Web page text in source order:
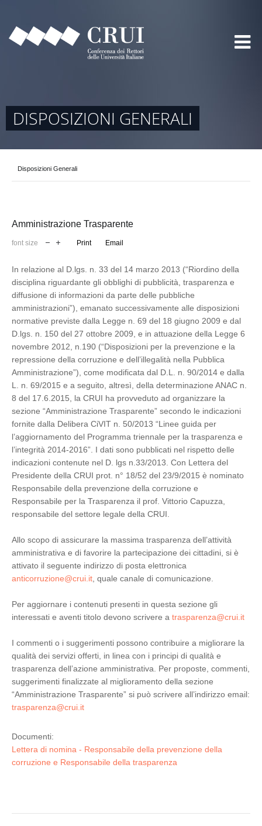
DISPOSIZIONI GENERALI
Disposizioni Generali
Amministrazione Trasparente
font size Print Email
In relazione al D.lgs. n. 33 del 14 marzo 2013 (“Riordino della
disciplina riguardante gli obblighi di pubblicità, trasparenza e
diffusione di informazioni da parte delle pubbliche
amministrazioni”), emanato successivamente alle disposizioni
normative previste dalla Legge n. 69 del 18 giugno 2009 e dal
D.lgs. n. 150 del 27 ottobre 2009, e in attuazione della Legge 6
novembre 2012, n.190 (“Disposizioni per la prevenzione e la
repressione della corruzione e dell’illegalità nella Pubblica
Amministrazione”), come modificata dal D.L. n. 90/2014 e dalla
L. n. 69/2015 e a seguito, altresì, della determinazione ANAC n.
8 del 17.6.2015, la CRUI ha provveduto ad organizzare la
sezione “Amministrazione Trasparente” secondo le indicazioni
fornite dalla Delibera CiVIT n. 50/2013 “Linee guida per
l’aggiornamento del Programma triennale per la trasparenza e
l’integrità 2014-2016”. I dati sono pubblicati nel rispetto delle
indicazioni contenute nel D. lgs n.33/2013. Con Lettera del
Presidente della CRUI prot. n° 18/52 del 23/9/2015 è nominato
Responsabile della prevenzione della corruzione e
Responsabile per la Trasparenza il prof. Vittorio Capuzza,
responsabile del settore legale della CRUI.
Allo scopo di assicurare la massima trasparenza dell’attività
amministrativa e di favorire la partecipazione dei cittadini, si è
attivato il seguente indirizzo di posta elettronica
anticorruzione@crui.it , quale canale di comunicazione.
Per aggiornare i contenuti presenti in questa sezione gli
interessati e aventi titolo devono scrivere a trasparenza@crui.it
I commenti o i suggerimenti possono contribuire a migliorare la
qualità dei servizi offerti, in linea con i principi di qualità e
trasparenza dell’azione amministrativa. Per proposte, commenti,
suggerimenti finalizzate al miglioramento della sezione
“Amministrazione Trasparente” si può scrivere all’indirizzo email:
trasparenza@crui.it
Documenti:
Lettera di nomina - Responsabile della prevenzione della
corruzione e Responsabile della trasparenza